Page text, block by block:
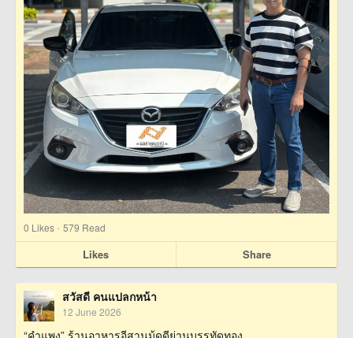
0 Likes · 579 Read
Likes Share
สวัสดี คนแปลกหน้า
12 June 2026
“คำแพง” ร้านอาหารอีสานมู้ดดีย่านบรรทัดทอง